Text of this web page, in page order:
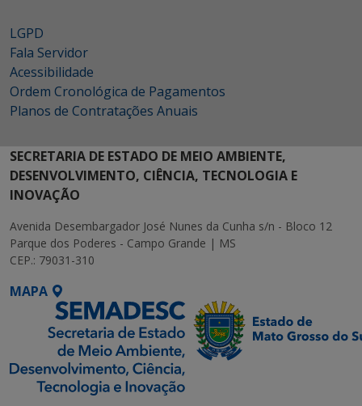
LGPD
Fala Servidor
Acessibilidade
Ordem Cronológica de Pagamentos
Planos de Contratações Anuais
SECRETARIA DE ESTADO DE MEIO AMBIENTE,
DESENVOLVIMENTO, CIÊNCIA, TECNOLOGIA E
INOVAÇÃO
Avenida Desembargador José Nunes da Cunha s/n - Bloco 12
Parque dos Poderes - Campo Grande | MS
CEP.: 79031-310
MAPA